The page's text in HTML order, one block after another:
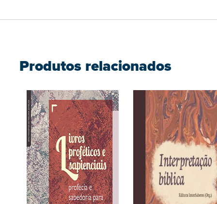
Produtos relacionados